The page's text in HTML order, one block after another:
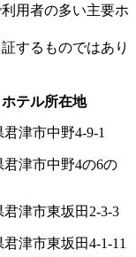
用者の多い主要ホ
するものではあり
ホテル所在地
津市中野4-9-1
君津市中野4の6の
君津市東坂田2-3-3
津市東坂田4-1-11